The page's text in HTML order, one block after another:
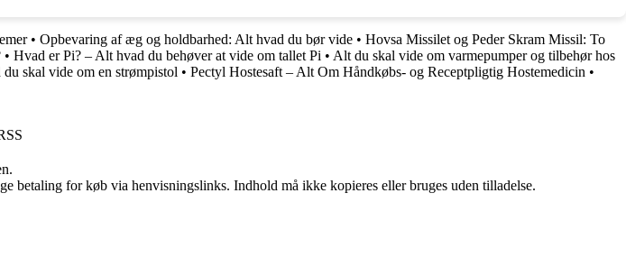
• Opbevaring af æg og holdbarhed: Alt hvad du bør vide • Hovsa Missilet og Peder Skram Missil: To
• Hvad er Pi? – Alt hvad du behøver at vide om tallet Pi • Alt du skal vide om varmepumper og tilbehør hos
skal vide om en strømpistol • Pectyl Hostesaft – Alt Om Håndkøbs- og Receptpligtig Hostemedicin •
betaling for køb via henvisningslinks. Indhold må ikke kopieres eller bruges uden tilladelse.